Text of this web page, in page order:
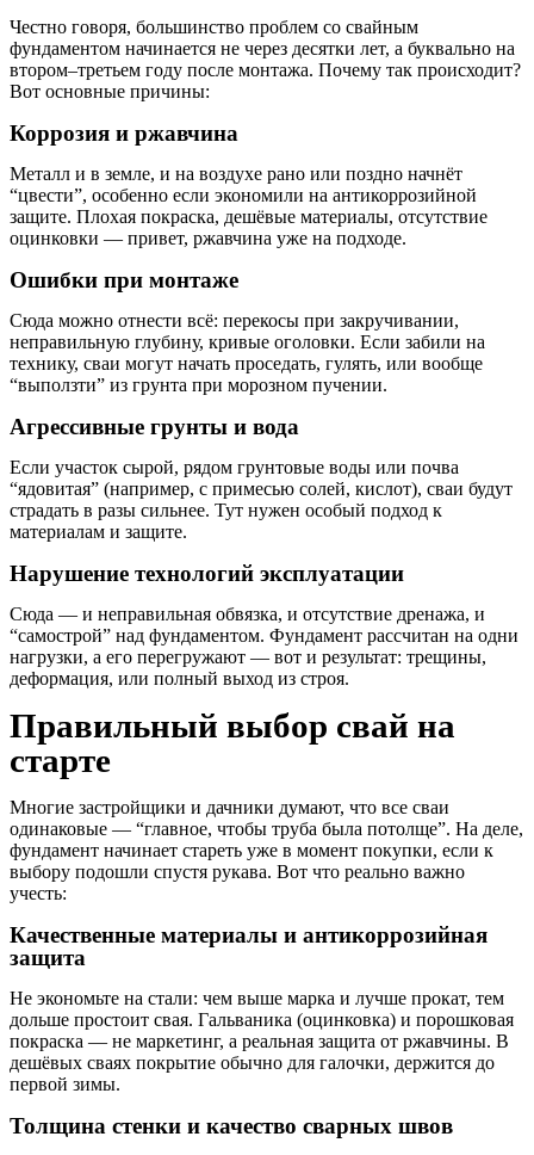
Честно говоря, большинство проблем со свайным
фундаментом начинается не через десятки лет, а буквально на
втором–третьем году после монтажа. Почему так происходит?
Вот основные причины:
Коррозия и ржавчина
Металл и в земле, и на воздухе рано или поздно начнёт
“цвести”, особенно если экономили на антикоррозийной
защите. Плохая покраска, дешёвые материалы, отсутствие
оцинковки — привет, ржавчина уже на подходе.
Ошибки при монтаже
Сюда можно отнести всё: перекосы при закручивании,
неправильную глубину, кривые оголовки. Если забили на
технику, сваи могут начать проседать, гулять, или вообще
“выползти” из грунта при морозном пучении.
Агрессивные грунты и вода
Если участок сырой, рядом грунтовые воды или почва
“ядовитая” (например, с примесью солей, кислот), сваи будут
страдать в разы сильнее. Тут нужен особый подход к
материалам и защите.
Нарушение технологий эксплуатации
Сюда — и неправильная обвязка, и отсутствие дренажа, и
“самострой” над фундаментом. Фундамент рассчитан на одни
нагрузки, а его перегружают — вот и результат: трещины,
деформация, или полный выход из строя.
Правильный выбор свай на
старте
Многие застройщики и дачники думают, что все сваи
одинаковые — “главное, чтобы труба была потолще”. На деле,
фундамент начинает стареть уже в момент покупки, если к
выбору подошли спустя рукава. Вот что реально важно
учесть:
Качественные материалы и антикоррозийная
защита
Не экономьте на стали: чем выше марка и лучше прокат, тем
дольше простоит свая. Гальваника (оцинковка) и порошковая
покраска — не маркетинг, а реальная защита от ржавчины. В
дешёвых сваях покрытие обычно для галочки, держится до
первой зимы.
Толщина стенки и качество сварных швов